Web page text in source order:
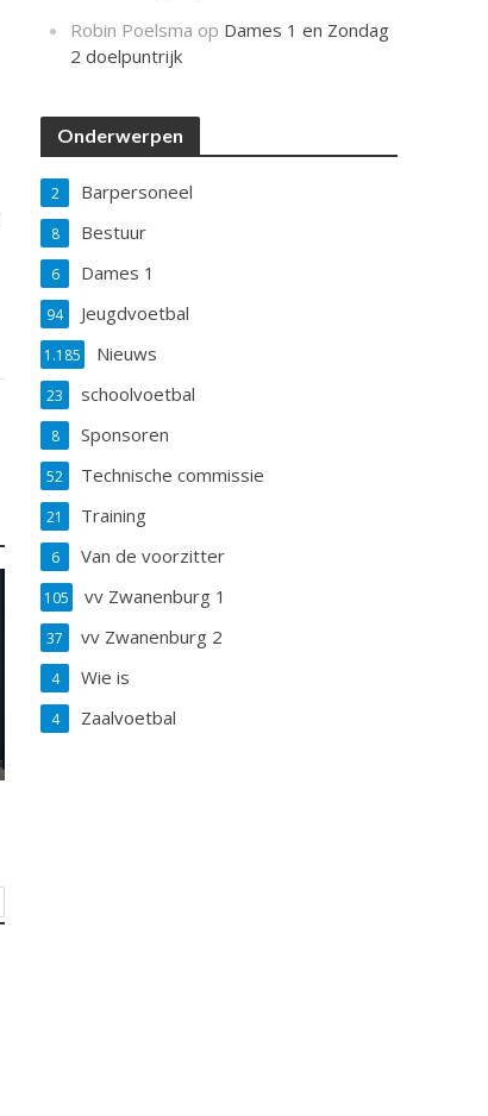
Robin Poelsma op Dames 1 en Zondag
2 doelpuntrijk
Onderwerpen
Barpersoneel
2
Bestuur
8
Dames 1
6
Jeugdvoetbal
94
Nieuws
1.185
schoolvoetbal
23
Sponsoren
8
Technische commissie
52
Training
21
Van de voorzitter
6
vv Zwanenburg 1
105
vv Zwanenburg 2
37
Wie is
4
Zaalvoetbal
4